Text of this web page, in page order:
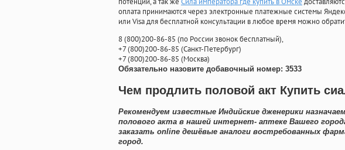
оплата принимаются через электронные платежные системы
или Visa для бесплатной консультации в любое время можно
8(800)200-86-85 (по России звонок бесплатный),
+7(800)200-86-85 (Санкт-Петербург)
+7(800)200-86-85 (Москва)
Обязательно назовите добавочный номер: 3533
Чем продлить половой акт Купить
Рекомендуем известные Индийские дженерики
полового акта в нашей интернет- аптеке Вашего
заказать online дешёвые аналоги востребованных
город.